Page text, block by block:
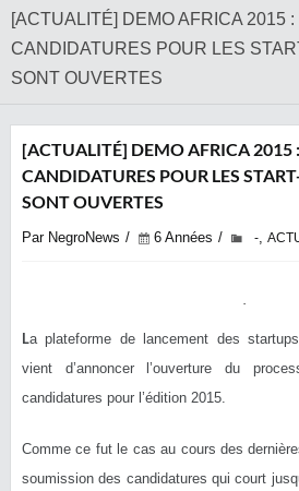
[ACTUALITÉ] DEMO AFRICA 2015 :
CANDIDATURES POUR LES
SONT OUVERTES
[ACTUALITÉ] DEMO AFRICA 2015 :
CANDIDATURES POUR LES
SONT OUVERTES
Par NegroNews 6 Années -,
La plateforme de lancement des
vient d’annoncer l’ouverture du
candidatures pour l’édition 2015.
Comme ce fut le cas au cours des
soumission des candidatures qui court